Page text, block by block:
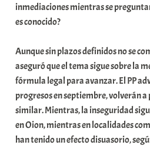
inmediaciones mientras se
es conocido?
Aunque sin plazos definidos no se
aseguró que el tema sigue sobre la
fórmula legal para avanzar. El PP
progresos en septiembre, volverán
similar. Mientras, la inseguridad
en Oion, mientras en localidades
han tenido un efecto disuasorio,